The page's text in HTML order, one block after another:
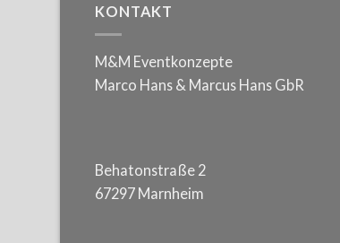
KONTAKT
M&M Eventkonzepte
Marco Hans & Marcus Hans GbR
Behatonstraße 2
67297 Marnheim